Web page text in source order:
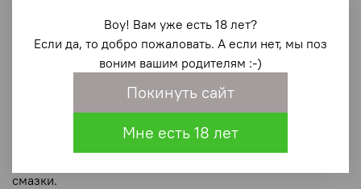
лидокаин или бензокаин, поэтому не вызывая
онемения.
Расслабляющая смазка pjur Back Door - идеальный
компаньон для длительных и интенсивных игр.
расслабляет мышцы. А его силиконовая основа
смазки.
Воу! Вам уже есть 18 лет?
Если да, то добро пожаловать. А если нет, мы поз
воним вашим родителям :-)
Покинуть сайт
Мне есть 18 лет